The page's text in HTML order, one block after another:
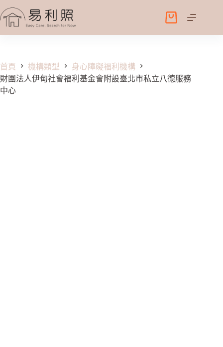
至
容
購
物
首頁 機構類型
身心障礙福利機構
財團法人伊甸社會福利基金會附設臺北市私立八德服務
中心